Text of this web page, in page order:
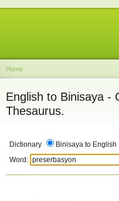
Home
English to Binisaya -
Thesaurus.
Dictionary
Binisaya to English
Word: